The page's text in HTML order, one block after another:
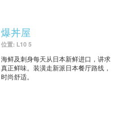
爆丼屋
位置: L10 5
海鲜及刺身每天从日本新鲜进口，讲求
真正鲜味。装潢走新派日本餐厅路线，
时尚舒适。